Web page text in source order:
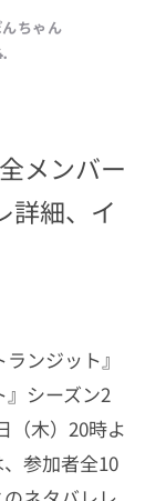
ちゃん
メンバー
詳細、イ
ンジット』
』シーズン2
（木）20時よ
参加者全10